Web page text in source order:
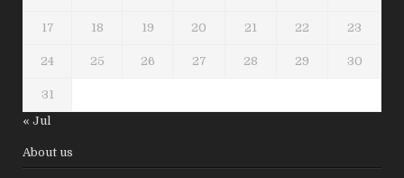
17 18 19 20 21 22 23
24 25 26 27 28 29 30
31
« Jul
About us